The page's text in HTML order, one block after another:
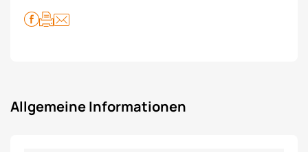
Allgemeine Informationen